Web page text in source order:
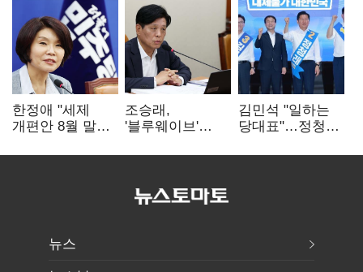
한정애 "세제
개편안 8월 말
공급도 논의"
조승래,
'블루웨이브'
사과 "무거운
김민석 "일하는
당대표"…정청래
중요"
뉴스